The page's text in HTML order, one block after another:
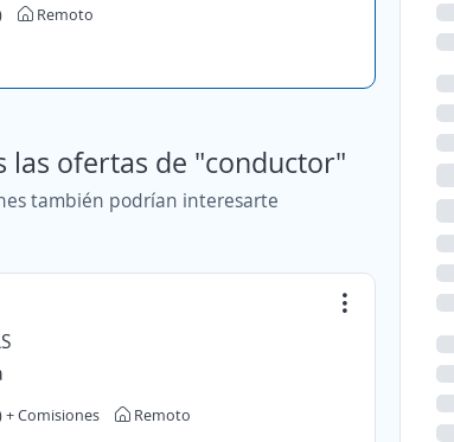
Remoto
las ofertas de "conductor"
también podrían interesarte
+ Comisiones
Remoto